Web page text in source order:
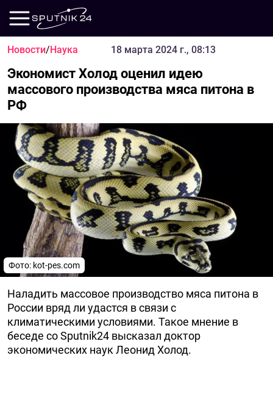
Новости/Наука 18 марта 2024 г., 08:13
Экономист Холод оценил идею
массового производства мяса питона в
РФ
Фото: kot-pes.com
Наладить массовое производство мяса питона в
России вряд ли удастся в связи с
климатическими условиями. Такое мнение в
беседе со Sputnik24 высказал доктор
экономических наук Леонид Холод.